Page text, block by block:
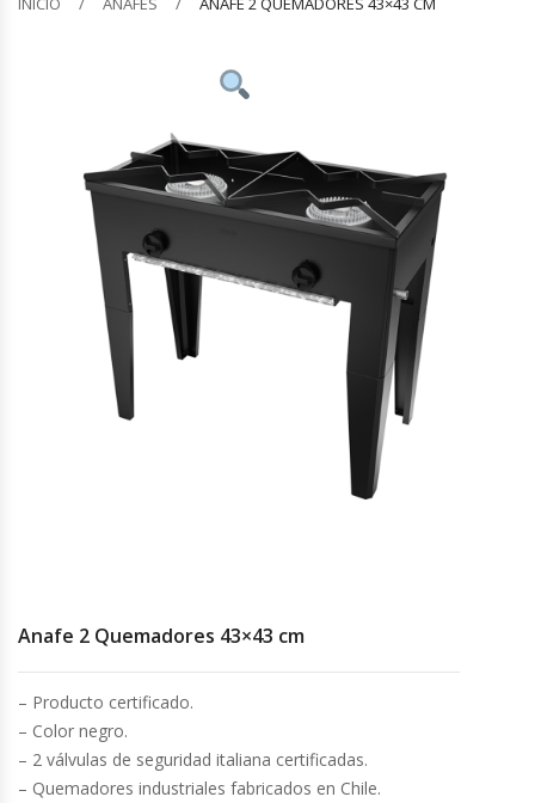
Bolsas De Sellado Al Vacío
Cafeteras
Calentadores De Platos
Cámaras Fermentadoras
Campanas Industriales
Encimeras Eléctricas
Congeladoras Tapa De Vidrio
Congeladoras Tapa Dura
Anafe 2 Quemadores 43×43 cm
– Producto certificado.
– Color negro.
– 2 válvulas de seguridad italiana certificadas.
– Quemadores industriales fabricados en Chile.